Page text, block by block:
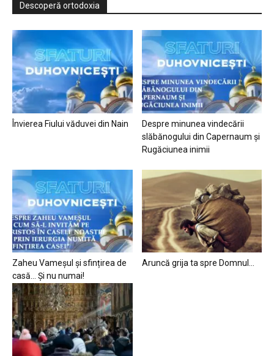
Descoperă ortodoxia
Învierea Fiului văduvei din Nain
Despre minunea vindecării
slăbănogului din Capernaum și
Rugăciunea inimii
Zaheu Vameșul și sfințirea de
casă… Și nu numai!
Aruncă grija ta spre Domnul…